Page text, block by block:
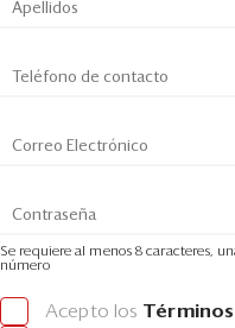
Se requiere al menos 8 caracteres,
número
Acepto los